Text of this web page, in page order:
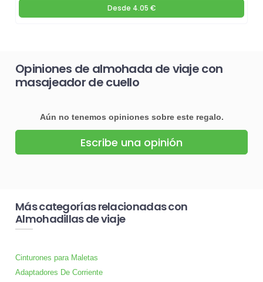
Desde 4.05 €
Opiniones de almohada de viaje con
masajeador de cuello
Aún no tenemos opiniones sobre este regalo.
Escribe una opinión
Más categorías relacionadas con
Almohadillas de viaje
Cinturones para Maletas
Adaptadores De Corriente